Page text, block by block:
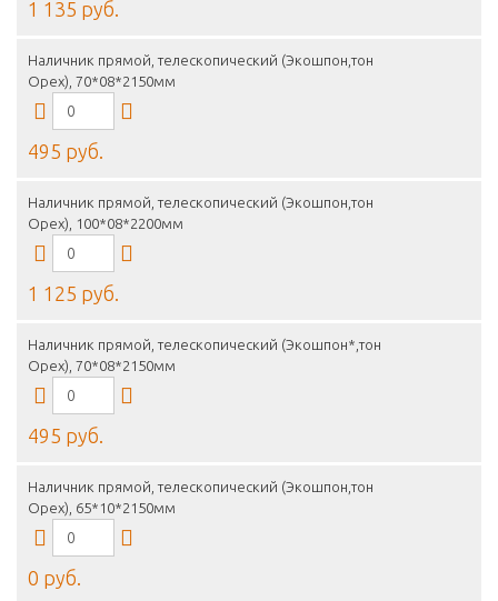
1 135 руб.
Наличник прямой, телескопический (Экошпон,тон
Орех), 70*08*2150мм
495 руб.
Наличник прямой, телескопический (Экошпон,тон
Орех), 100*08*2200мм
1 125 руб.
Наличник прямой, телескопический (Экошпон*,тон
Орех), 70*08*2150мм
495 руб.
Наличник прямой, телескопический (Экошпон,тон
Орех), 65*10*2150мм
0 руб.